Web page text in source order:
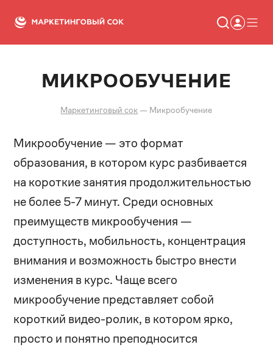
Статьи
Новости
Сервисы
Словарь
МИКРООБУЧЕНИЕ
Маркетинговый сок— Микрообучение
Микрообучение — это формат
образования, в котором курс разбивается
на короткие занятия продолжительностью
не более 5-7 минут. Среди основных
преимуществ микрообучения —
доступность, мобильность, концентрация
внимания и возможность быстро внести
изменения в курс. Чаще всего
микрообучение представляет собой
короткий видео-ролик, в котором ярко,
просто и понятно преподносится